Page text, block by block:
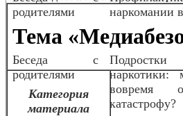
родителями
наркомании
Беседа с
родителями
наркотики:
вовремя
катастрофу?
Тема
Категория
материала